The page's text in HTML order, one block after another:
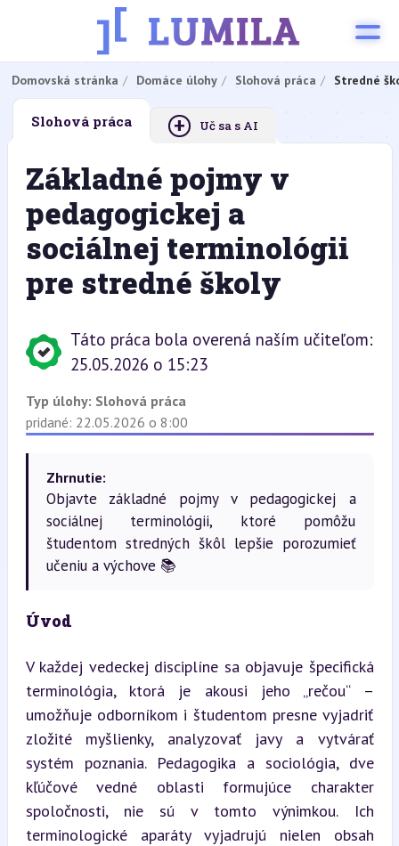
Domovská stránka Domáce úlohy Slohová práca Stredné
Slohová práca + Uč sa s AI
Základné pojmy v
pedagogickej a
sociálnej terminológii
pre stredné školy
Táto práca bola overená naším učiteľom:
25.05.2026 o 15:23
Typ úlohy: Slohová práca
pridané: 22.05.2026 o 8:00
Zhrnutie:
Objavte základné pojmy v pedagogickej a
sociálnej terminológii, ktoré pomôžu
študentom stredných škôl lepšie porozumieť
učeniu a výchove 📚
Úvod
V každej vedeckej disciplíne sa objavuje špecifická
terminológia, ktorá je akousi jeho „rečou“ –
umožňuje odborníkom i študentom presne vyjadriť
zložité myšlienky, analyzovať javy a vytvárať
systém poznania. Pedagogika a sociológia, dve
kľúčové vedné oblasti formujúce charakter
spoločnosti, nie sú v tomto výnimkou. Ich
terminologické aparáty vyjadrujú nielen obsah